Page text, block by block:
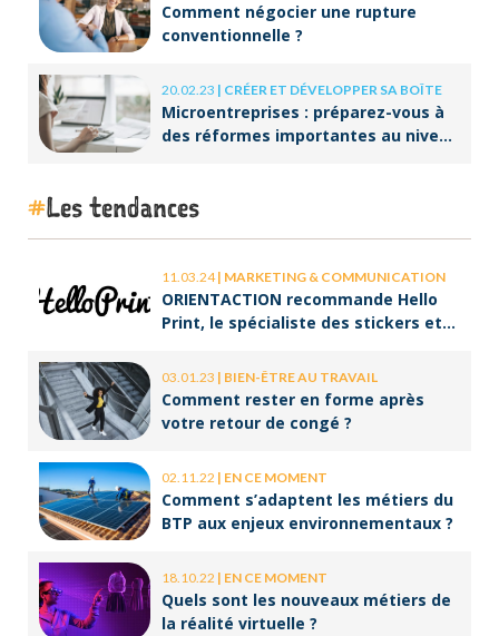
Comment négocier une rupture
conventionnelle ?
20.02.23 | CRÉER ET DÉVELOPPER SA BOÎTE
Microentreprises : préparez-vous à
des réformes importantes au niveau
Les tendances
11.03.24| MARKETING & COMMUNICATION
ORIENTACTION recommande Hello
Print, le spécialiste des stickers et
03.01.23 | BIEN-ÊTRE AU TRAVAIL
Comment rester en forme après
votre retour de congé ?
02.11.22 | EN CE MOMENT
Comment s’adaptent les métiers du
BTP aux enjeux environnementaux ?
18.10.22 | EN CE MOMENT
Quels sont les nouveaux métiers de
la réalité virtuelle ?